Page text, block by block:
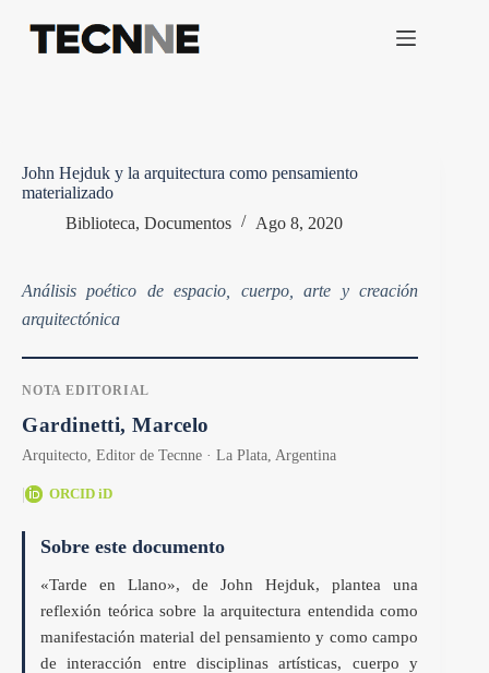
contenido
John Hejduk y la arquitectura como pensamiento
materializado
Biblioteca, Documentos Ago 8, 2020
Análisis poético de espacio, cuerpo, arte y creación
arquitectónica
NOTA EDITORIAL
Gardinetti, Marcelo
Arquitecto, Editor de Tecnne · La Plata, Argentina
| ORCID iD
Sobre este documento
«Tarde en Llano», de John Hejduk, plantea una
reflexión teórica sobre la arquitectura entendida como
manifestación material del pensamiento y como campo
de interacción entre disciplinas artísticas, cuerpo y